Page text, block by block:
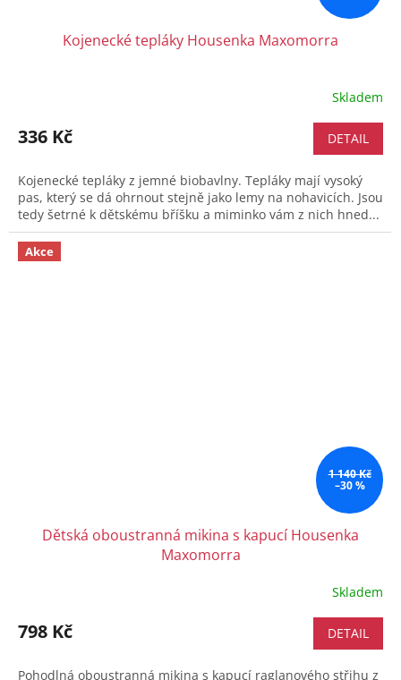
Kojenecké tepláky Housenka Maxomorra
Skladem
336 Kč DETAIL
Kojenecké tepláky z jemné biobavlny. Tepláky mají vysoký
pas, který se dá ohrnout stejně jako lemy na nohavicích. Jsou
tedy šetrné k dětskému bříšku a miminko vám z nich hned...
Akce
1 140 Kč
–30 %
Dětská oboustranná mikina s kapucí Housenka
Maxomorra
Skladem
798 Kč DETAIL
Pohodlná oboustranná mikina s kapucí raglanového střihu z